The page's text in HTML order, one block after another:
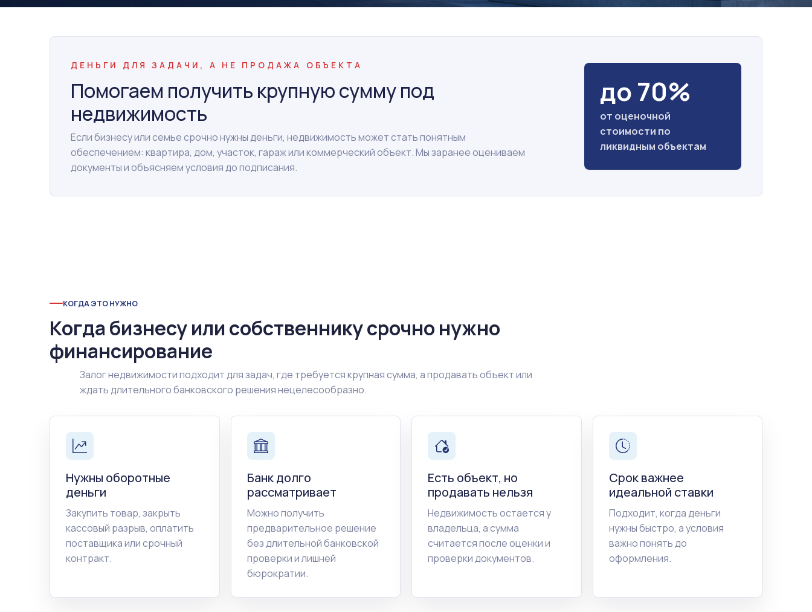
ДЕНЬГИ ДЛЯ ЗАДАЧИ, А НЕ ПРОДАЖА ОБЪЕКТА
Помогаем получить крупную сумму под
недвижимость
Если бизнесу или семье срочно нужны деньги, недвижимость может стать понятным
обеспечением: квартира, дом, участок, гараж или коммерческий объект. Мы заранее оцениваем
документы и объясняем условия до подписания.
до 70%
от оценочной
стоимости по
ликвидным объектам
КОГДА ЭТО НУЖНО
Когда бизнесу или собственнику срочно нужно
финансирование
Залог недвижимости подходит для задач, где требуется крупная сумма, а продавать объект или
ждать длительного банковского решения нецелесообразно.
Нужны оборотные
деньги
Закупить товар, закрыть
кассовый разрыв, оплатить
поставщика или срочный
контракт.
Банк долго
рассматривает
Можно получить
предварительное решение
без длительной банковской
проверки и лишней
бюрократии.
Есть объект, но
продавать нельзя
Недвижимость остается у
владельца, а сумма
считается после оценки и
проверки документов.
Срок важнее
идеальной ставки
Подходит, когда деньги
нужны быстро, а условия
важно понять до
оформления.